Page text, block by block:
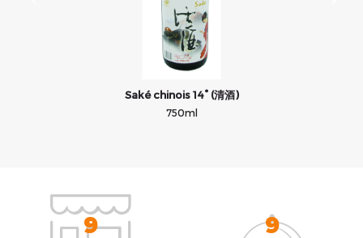
Saké chinois 14° (清酒)
750ml
9 9